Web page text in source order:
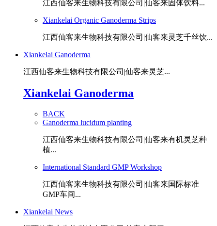
江西仙客来生物科技有限公司|仙客来固体饮料...
Xiankelai Organic Ganoderma Strips
江西仙客来生物科技有限公司|仙客来灵芝千丝饮...
Xiankelai Ganoderma
江西仙客来生物科技有限公司|仙客来灵芝...
Xiankelai Ganoderma
BACK
Ganoderma lucidum planting
江西仙客来生物科技有限公司|仙客来有机灵芝种
植...
International Standard GMP Workshop
江西仙客来生物科技有限公司|仙客来国际标准
GMP车间...
Xiankelai News